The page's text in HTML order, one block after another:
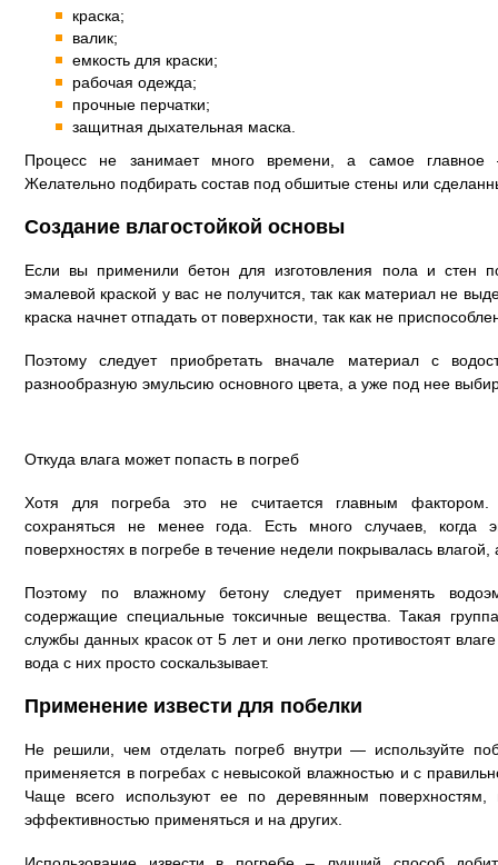
краска;
валик;
емкость для краски;
рабочая одежда;
прочные перчатки;
защитная дыхательная маска.
Процесс не занимает много времени, а самое главное
Желательно подбирать состав под обшитые стены или
Создание влагостойкой основы
Если вы применили бетон для изготовления пола и стен
эмалевой краской у вас не получится, так как материал не
краска начнет отпадать от поверхности, так как не
Поэтому следует приобретать вначале материал с
разнообразную эмульсию основного цвета, а уже под нее
Откуда влага может попасть в погреб
Хотя для погреба это не считается главным
сохраняться не менее года. Есть много случаев, когда
поверхностях в погребе в течение недели покрывалась
Поэтому по влажному бетону следует применять
содержащие специальные токсичные вещества. Такая
службы данных красок от 5 лет и они легко противостоят
вода с них просто соскальзывает.
Применение извести для побелки
Не решили, чем отделать погреб внутри — используйте
применяется в погребах с невысокой влажностью и с
Чаще всего используют ее по деревянным
эффективностью применяться и на других.